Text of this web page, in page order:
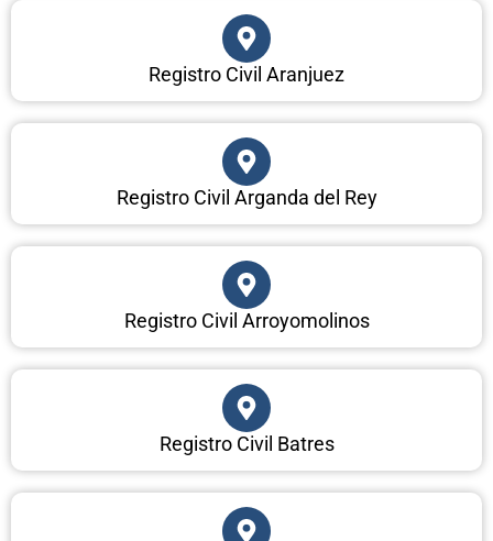
Registro Civil Aranjuez
Registro Civil Arganda del Rey
Registro Civil Arroyomolinos
Registro Civil Batres